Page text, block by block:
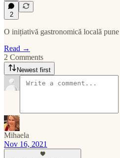
2
O inițiativă gastronomică locală pune
Read →
2 Comments
Newest first
Mihaela
Nov 16, 2021